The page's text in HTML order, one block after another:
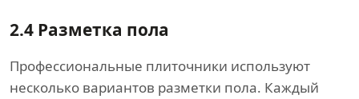
2.4 Разметка пола
Профессиональные плиточники используют
несколько вариантов разметки пола. Каждый